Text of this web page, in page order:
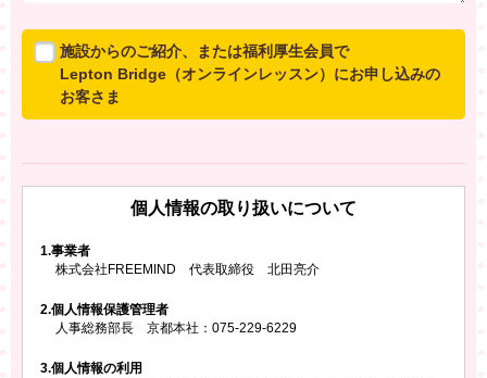
施設からのご紹介、または福利厚生会員で
Lepton Bridge（オンラインレッスン）にお申し込みの
お客さま
いいたします。
※ご兄弟姉妹など複数でお申し込みの場合、お一人ず
所属施設名・会員番号またはクーポンコード
所属施設名
個人情報の取り扱いについて
1.事業者
株式会社FREEMIND 代表取締役 北田亮介
2.個人情報保護管理者
人事総務部長 京都本社：075-229-6229
3.個人情報の利用